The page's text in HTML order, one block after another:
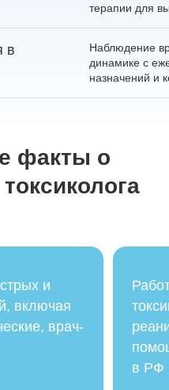
терапии для
в
Наблюдение
динамике с
назначений и
факты о
и
включая
врач-
в РФ